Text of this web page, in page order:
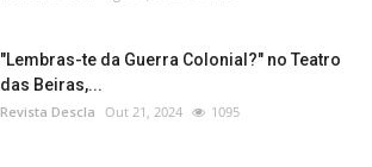
"Lembras-te da Guerra Colonial?" no Teatro
das Beiras,...
Revista Descla Out 21, 2024 1095